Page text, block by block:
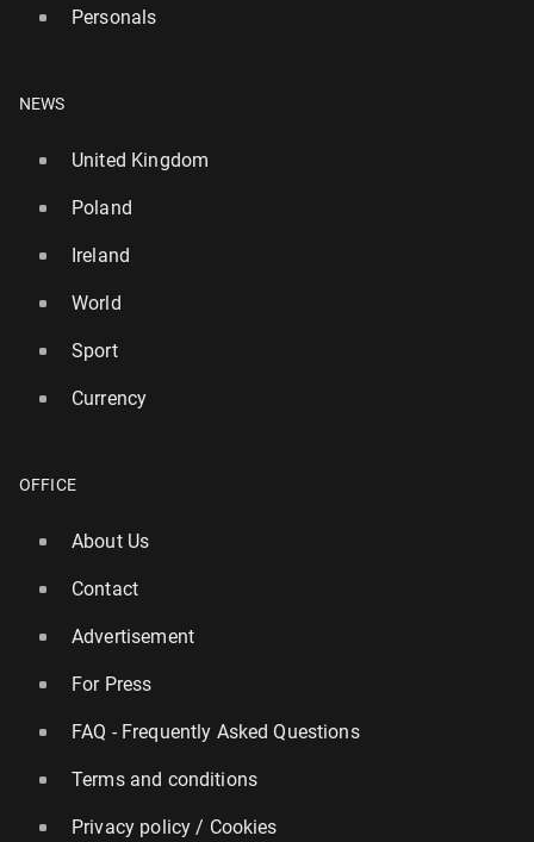
Personals
NEWS
United Kingdom
Poland
Ireland
World
Sport
Currency
OFFICE
About Us
Contact
Advertisement
For Press
FAQ - Frequently Asked Questions
Terms and conditions
Privacy policy / Cookies